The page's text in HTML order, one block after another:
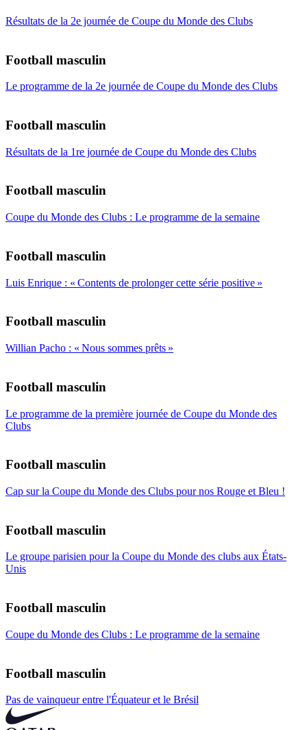
Résultats de la 2e journée de Coupe du Monde des Clubs
Football masculin
Le programme de la 2e journée de Coupe du Monde des Clubs
Football masculin
Résultats de la 1re journée de Coupe du Monde des Clubs
Football masculin
Coupe du Monde des Clubs : Le programme de la semaine
Football masculin
Luis Enrique : « Contents de prolonger cette série positive »
Football masculin
Willian Pacho : « Nous sommes prêts »
Football masculin
Le programme de la première journée de Coupe du Monde des
Clubs
Football masculin
Cap sur la Coupe du Monde des Clubs pour nos Rouge et Bleu !
Football masculin
Le groupe parisien pour la Coupe du Monde des clubs aux États-
Unis
Football masculin
Coupe du Monde des Clubs : Le programme de la semaine
Football masculin
Pas de vainqueur entre l'Équateur et le Brésil